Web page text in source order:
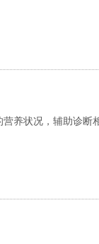
养状况，辅助诊断